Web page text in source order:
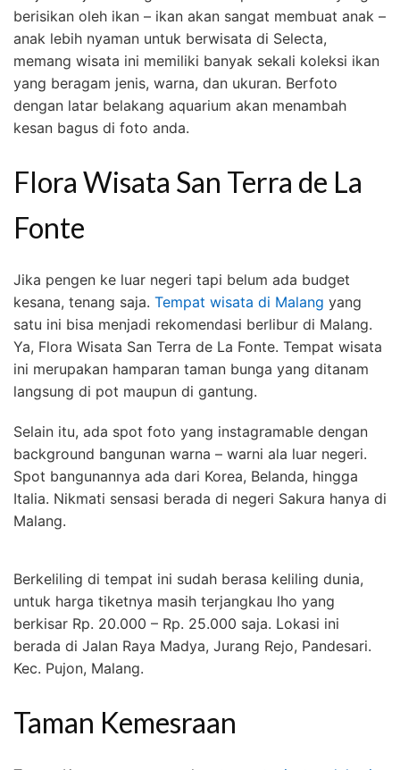
berisikan oleh ikan – ikan akan sangat membuat anak –
anak lebih nyaman untuk berwisata di Selecta,
memang wisata ini memiliki banyak sekali koleksi ikan
yang beragam jenis, warna, dan ukuran. Berfoto
dengan latar belakang aquarium akan menambah
kesan bagus di foto anda.
Flora Wisata San Terra de La
Fonte
Jika pengen ke luar negeri tapi belum ada budget
kesana, tenang saja. Tempat wisata di Malang yang
satu ini bisa menjadi rekomendasi berlibur di Malang.
Ya, Flora Wisata San Terra de La Fonte. Tempat wisata
ini merupakan hamparan taman bunga yang ditanam
langsung di pot maupun di gantung.
Selain itu, ada spot foto yang instagramable dengan
background bangunan warna – warni ala luar negeri.
Spot bangunannya ada dari Korea, Belanda, hingga
Italia. Nikmati sensasi berada di negeri Sakura hanya di
Malang.
Berkeliling di tempat ini sudah berasa keliling dunia,
untuk harga tiketnya masih terjangkau lho yang
berkisar Rp. 20.000 – Rp. 25.000 saja. Lokasi ini
berada di Jalan Raya Madya, Jurang Rejo, Pandesari.
Kec. Pujon, Malang.
Taman Kemesraan